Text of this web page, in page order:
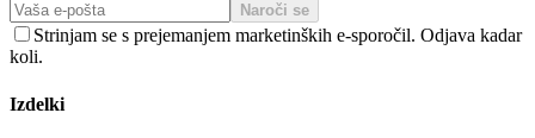
Naroči se
Strinjam se s prejemanjem marketinških e-sporočil. Odjava kadar
koli.
Izdelki